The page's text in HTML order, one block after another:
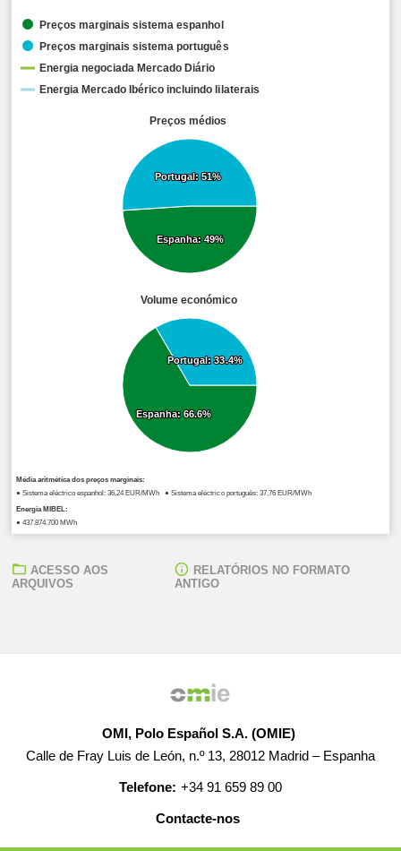
Preços médios
Volume económico
Média aritmética dos preços marginais:
● Sistema eléctrico espanhol: 36,24 EUR/MWh ● Sistema eléctrico português: 37,76 EUR/MWh
Energia MIBEL:
● 437.874,700 MWh
Espanha: 49%
Espanha: 49%
Portugal: 51%
Portugal: 51%
Espanha: 66.6%
Espanha: 66.6%
Portugal: 33.4%
Portugal: 33.4%
Preços marginais sistema espanhol
Preços marginais sistema português
Energia negociada Mercado Diário
Energia Mercado Ibérico incluindo lilaterais
ACESSO AOS
ARQUIVOS
RELATÓRIOS NO FORMATO
ANTIGO
OMI, Polo Español S.A. (OMIE)
Calle de Fray Luis de León, n.º 13, 28012 Madrid – Espanha
Telefone: +34 91 659 89 00
Contacte-nos